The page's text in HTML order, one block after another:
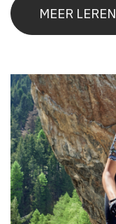
MEER LEREN